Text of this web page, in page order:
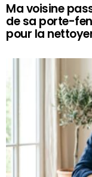
Ma voisine
de sa porte-
pour la